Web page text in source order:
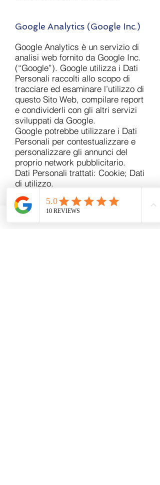
Google Analytics (Google Inc.)
Google Analytics è un servizio di
analisi web fornito da Google Inc.
(“Google”). Google utilizza i Dati
Personali raccolti allo scopo di
tracciare ed esaminare l’utilizzo di
questo Sito Web, compilare report
e condividerli con gli altri servizi
sviluppati da Google.
Google potrebbe utilizzare i Dati
Personali per contestualizzare e
personalizzare gli annunci del
proprio network pubblicitario.
Dati Personali trattati: Cookie; Dati
di utilizzo.
Luogo del trattamento: Stati Uniti –
Privacy Policy – Opt Out.
Wix (Wix.com LTD)